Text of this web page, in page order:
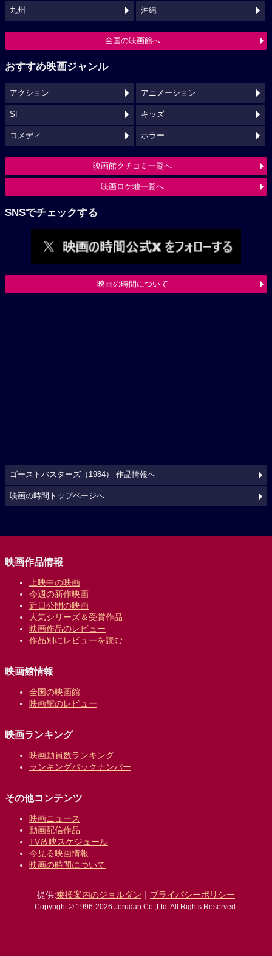
九州 沖縄
全国の映画館へ
おすすめ映画ジャンル
アクション アニメーション
SF キッズ
コメディ ホラー
映画館クチコミ一覧へ
映画ロケ地一覧へ
SNSでチェックする
映画の時間について
ゴーストバスターズ（1984） 作品情報へ
映画の時間トップページへ
映画作品情報
上映中の映画
今週の新作映画
近日公開の映画
人気シリーズ＆受賞作品
映画作品のレビュー
作品別にレビューを読む
映画館情報
全国の映画館
映画館のレビュー
映画ランキング
映画動員数ランキング
ランキングバックナンバー
その他コンテンツ
映画ニュース
動画配信作品
TV放映スケジュール
今見る映画情報
映画の時間について
提供:乗換案内のジョルダン ｜ プライバシーポリシー
Copyright © 1996-2026 Jorudan Co.,Ltd. All Rights Reserved.